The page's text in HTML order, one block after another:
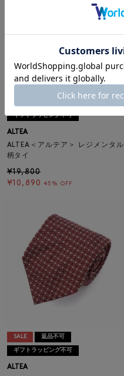
ギフトラッピング不可
ALTEA
ALTEA＜アルテア＞ レジメンタル
柄タイ
¥19,800
¥10,890 45% OFF
SALE 返品不可
ギフトラッピング不可
ALTEA